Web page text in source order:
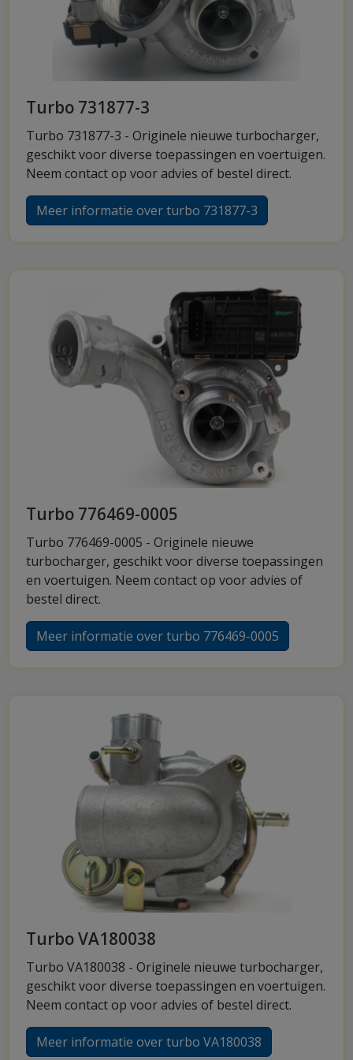
Turbo 731877-3
Turbo 731877-3 - Originele nieuwe turbocharger,
geschikt voor diverse toepassingen en voertuigen.
Neem contact op voor advies of bestel direct.
Meer informatie over turbo 731877-3
Turbo 776469-0005
Turbo 776469-0005 - Originele nieuwe
turbocharger, geschikt voor diverse toepassingen
en voertuigen. Neem contact op voor advies of
bestel direct.
Meer informatie over turbo 776469-0005
Turbo VA180038
Turbo VA180038 - Originele nieuwe turbocharger,
geschikt voor diverse toepassingen en voertuigen.
Neem contact op voor advies of bestel direct.
Meer informatie over turbo VA180038